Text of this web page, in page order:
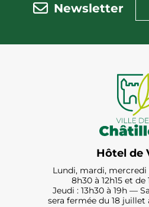
Newsletter
Hôtel de
Lundi, mardi, mercredi
8h30 à 12h15 et de
Jeudi : 13h30 à 19h —
sera fermée du 18 juillet